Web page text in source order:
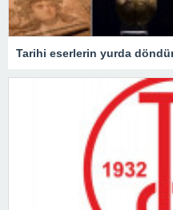
Tarihi eserlerin yurda